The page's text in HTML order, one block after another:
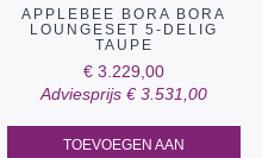
APPLEBEE BORA BORA
LOUNGESET 5-DELIG
TAUPE
€ 3.229,00
Adviesprijs €3.531,00
TOEVOEGEN AAN